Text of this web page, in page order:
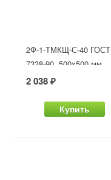
2Ф-1-ТМКЩ-С-40 ГОСТ
7338-90, 500x500 мм
2 038 ₽
Купить